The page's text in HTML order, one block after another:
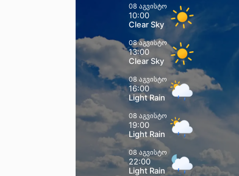
08 აგვისტო
10:00
Clear Sky
08 აგვისტო
13:00
Clear Sky
08 აგვისტო
16:00
Light Rain
08 აგვისტო
19:00
Light Rain
08 აგვისტო
22:00
Light Rain